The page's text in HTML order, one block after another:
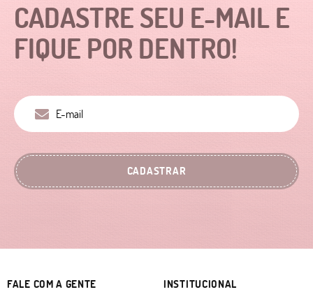
CADASTRE SEU E-MAIL E
FIQUE POR DENTRO!
CADASTRAR
FALE COM A GENTE INSTITUCIONAL